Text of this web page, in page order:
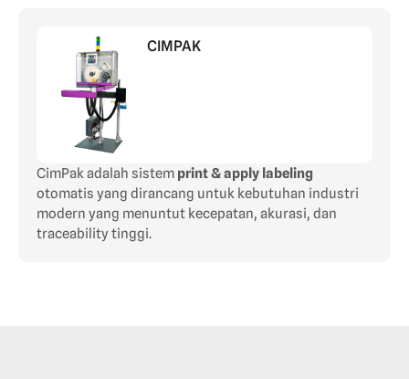
CIMPAK
CimPak adalah sistem print & apply labeling
otomatis yang dirancang untuk kebutuhan industri
modern yang menuntut kecepatan, akurasi, dan
traceability tinggi.